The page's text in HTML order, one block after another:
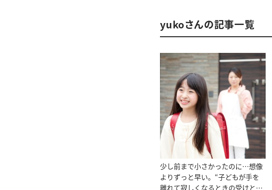
yukoさんの記事一覧
少し前まで小さかったのに…想像
よりずっと早い。“子どもが手を
離れて寂しくなるときの受けとめ